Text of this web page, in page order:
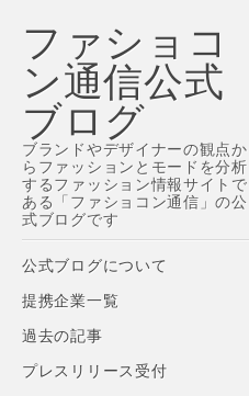
ファショコ
ン通信公式
ブログ
ブランドやデザイナーの観点か
らファッションとモードを分析
するファッション情報サイトで
ある「ファショコン通信」の公
式ブログです
Main
menu
Skip
content
公式ブログについて
提携企業一覧
過去の記事
プレスリリース受付